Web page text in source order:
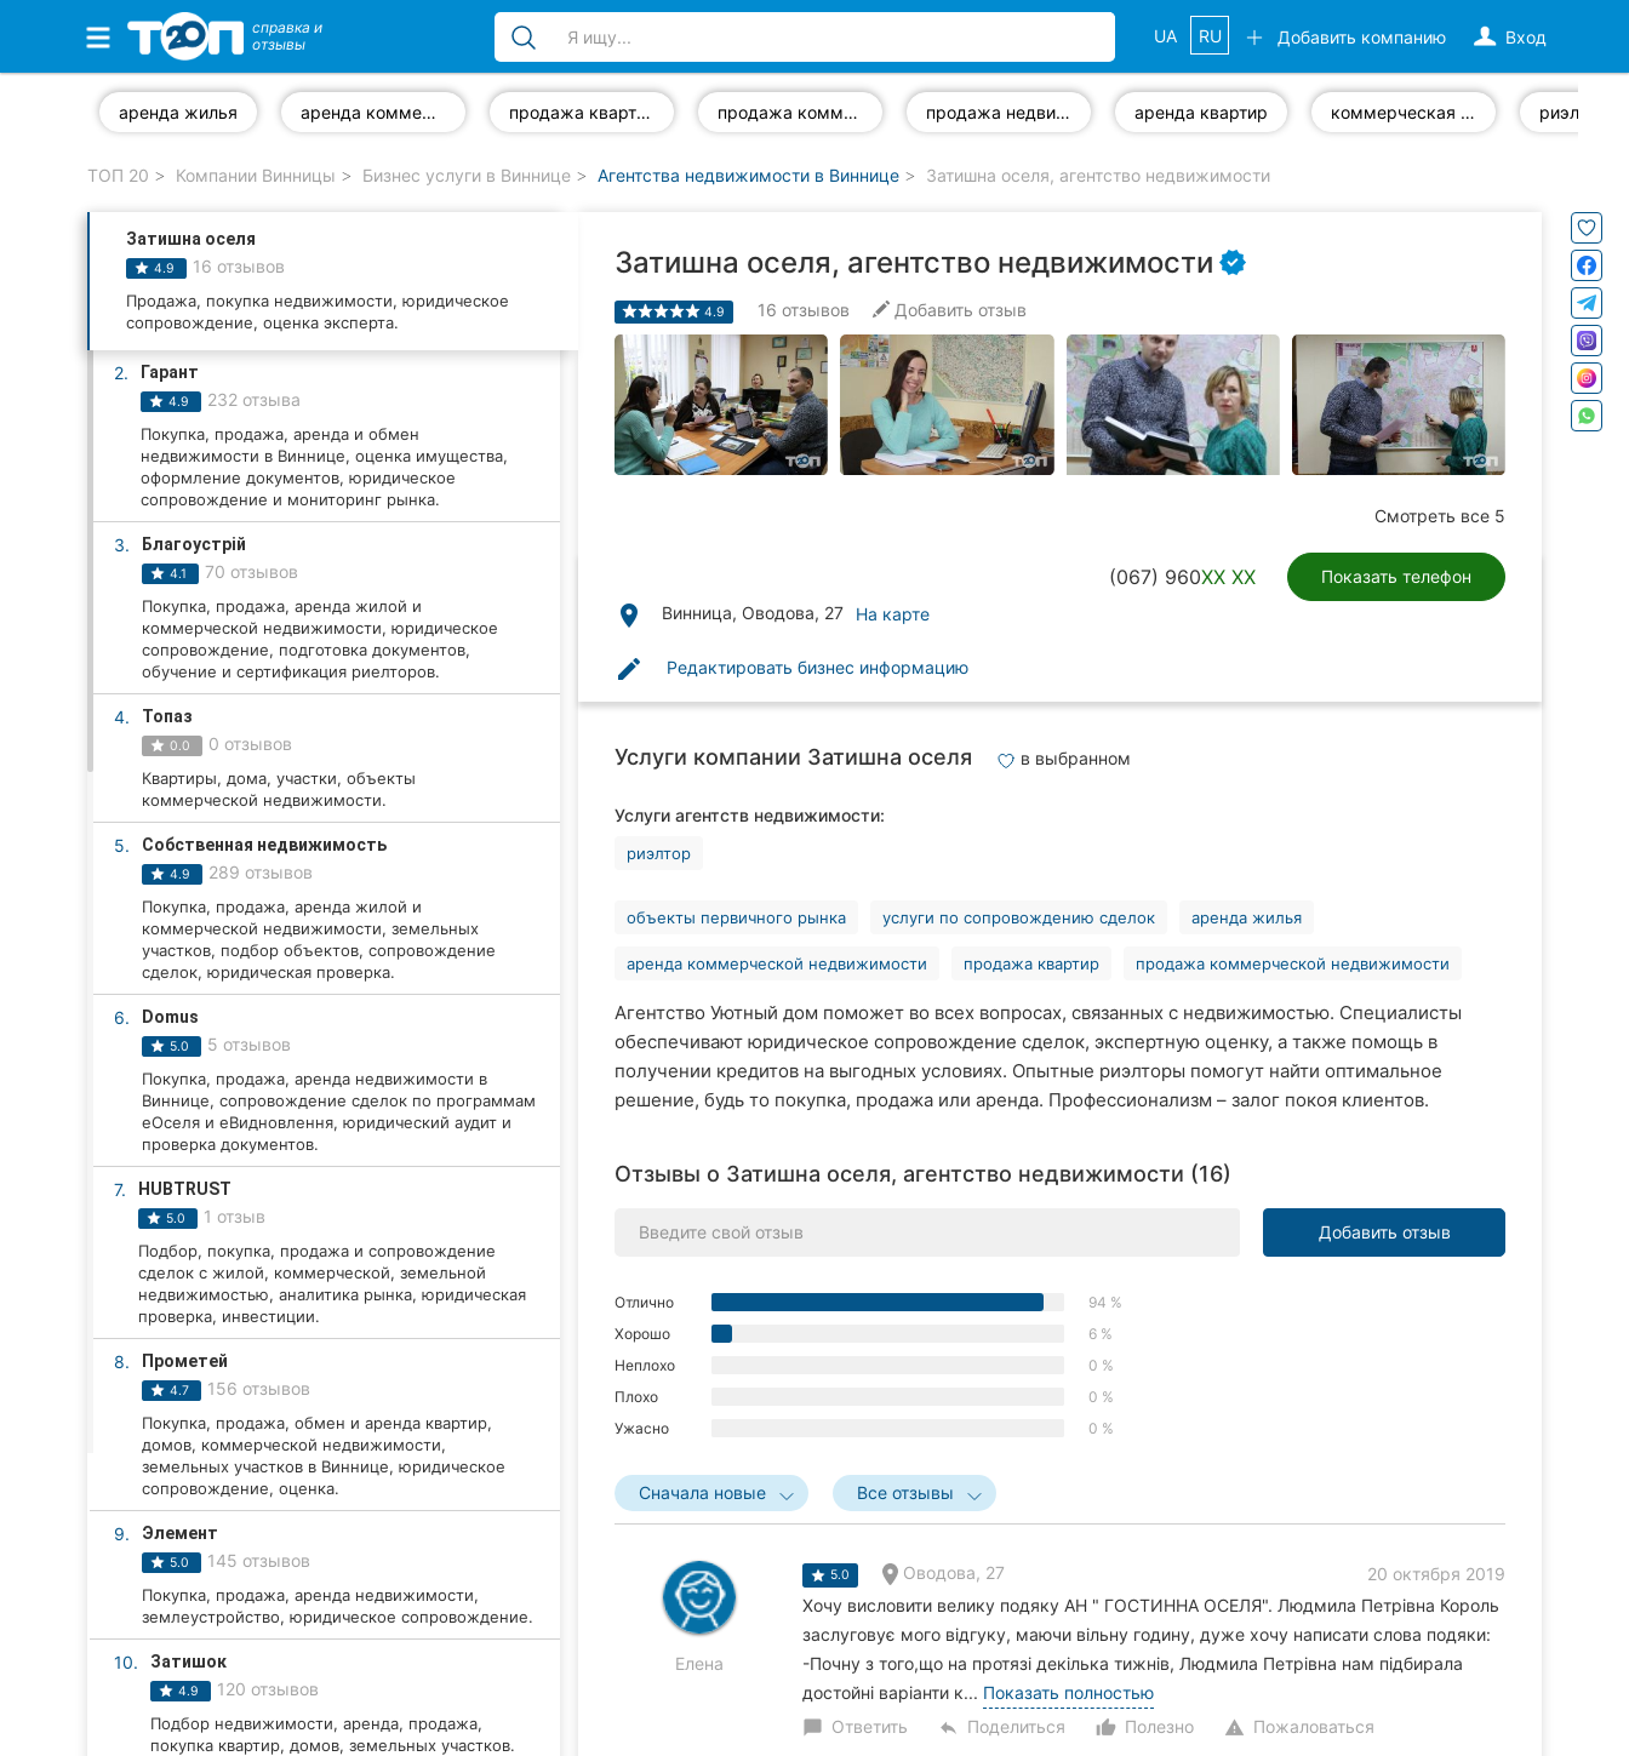
Избранные компании
Стоматологии
Ветеринарные клиники
Частные клиники
Автошколы
Все города:
Житомир
Тернополь
Хмельницкий
Кропивницкий
Кривой Рог
Николаев
Чернигов
Ивано-Франковск
справка и
отзывы
Вход
Добавить компанию
UA RU
аренда жилья аренда коммерческой недвижимости продажа квартир продажа коммерческой недвижимости продажа недвижимости аренда квартир коммерческая недвижимость риэлтор
ТОП 20 Компании Винницы Бизнес услуги в Виннице Агентства недвижимости в Виннице Затишна оселя, агентство недвижимости
Затишна оселя
4.9 16 отзывов
Продажа, покупка недвижимости, юридическое
сопровождение, оценка эксперта.
2. Гарант
4.9 232 отзыва
Покупка, продажа, аренда и обмен
недвижимости в Виннице, оценка имущества,
оформление документов, юридическое
сопровождение и мониторинг рынка.
3. Благоустрій
4.1 70 отзывов
Покупка, продажа, аренда жилой и
коммерческой недвижимости, юридическое
сопровождение, подготовка документов,
обучение и сертификация риелторов.
4. Топаз
0.0 0 отзывов
Квартиры, дома, участки, объекты
коммерческой недвижимости.
5. Собственная недвижимость
4.9 289 отзывов
Покупка, продажа, аренда жилой и
коммерческой недвижимости, земельных
участков, подбор объектов, сопровождение
сделок, юридическая проверка.
6. Domus
5.0 5 отзывов
Покупка, продажа, аренда недвижимости в
Виннице, сопровождение сделок по программам
еОселя и еВидновлення, юридический аудит и
проверка документов.
7. HUBTRUST
5.0 1 отзыв
Подбор, покупка, продажа и сопровождение
сделок с жилой, коммерческой, земельной
недвижимостью, аналитика рынка, юридическая
проверка, инвестиции.
8. Прометей
4.7 156 отзывов
Покупка, продажа, обмен и аренда квартир,
домов, коммерческой недвижимости,
земельных участков в Виннице, юридическое
сопровождение, оценка.
9. Элемент
5.0 145 отзывов
Покупка, продажа, аренда недвижимости,
землеустройство, юридическое сопровождение.
10. Затишок
4.9 120 отзывов
Подбор недвижимости, аренда, продажа,
покупка квартир, домов, земельных участков.
Затишна оселя, агентство недвижимости
4.9 16 отзывов Добавить отзыв
Смотреть все 5
(067) 960XX XX Показать телефон
place Винница, Оводова, 27 На карте
edit Редактировать бизнес информацию
Услуги компании Затишна оселя в выбранном
Услуги агентств недвижимости:
риэлтор
объекты первичного рынка услуги по сопровождению сделок аренда жилья
аренда коммерческой недвижимости продажа квартир продажа коммерческой недвижимости
Агентство Уютный дом поможет во всех вопросах, связанных с недвижимостью. Специалисты
обеспечивают юридическое сопровождение сделок, экспертную оценку, а также помощь в
получении кредитов на выгодных условиях. Опытные риэлторы помогут найти оптимальное
решение, будь то покупка, продажа или аренда. Профессионализм – залог покоя клиентов.
Отзывы о Затишна оселя, агентство недвижимости (16)
Добавить отзыв
Отлично
94 %
Хорошо
6 %
Неплохо
0 %
Плохо
0 %
Ужасно
0 %
Сначала новые Все отзывы
Елена
5.0 Оводова, 27
20 октября 2019
Хочу висловити велику подяку АН " ГОСТИННА ОСЕЛЯ". Людмила Петрівна Король
заслуговує мого відгуку, маючи вільну годину, дуже хочу написати слова подяки:
-Почну з того,що на протязі декілька тижнів, Людмила Петрівна нам підбирала
достойні варіанти к... Показать полностью
chat_bubble Ответить reply Поделиться thumb_up_alt
Полезно warning Пожаловаться